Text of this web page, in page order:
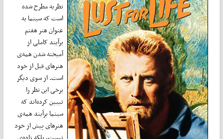
نظریه مطرح شده
است که سینما به
عنوان هنر هفتم
برآیند کاملی از
آمیخته شدن همه‌ی
هنرهای قبل از خود
است. از سوی دیگر
برخی این نظر را
تبیین کرده‌اند که
سینما برآیند همه‌ی
هنرهای پیش از خود